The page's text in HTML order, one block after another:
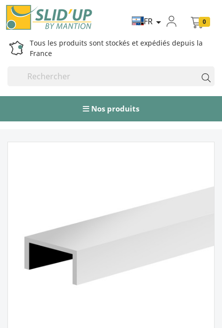
Tous les produits sont stockés et expédiés depuis la
France
FR  0
Nos produits